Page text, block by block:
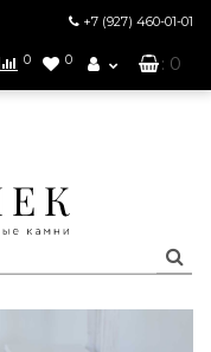
+7 (927) 460-01-01
0 0 : 0